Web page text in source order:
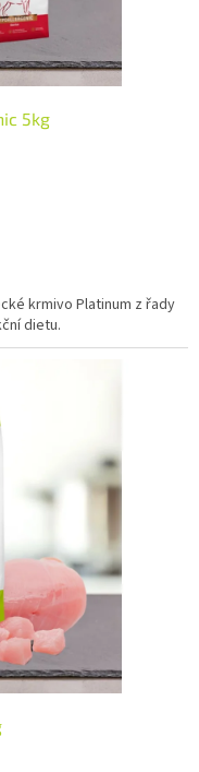
5kg
krmivo Platinum z řady
dietu.